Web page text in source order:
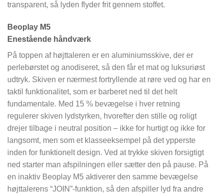
transparent, så lyden flyder frit gennem stoffet.
Beoplay M5
Enestående håndværk
På toppen af højttaleren er en aluminiumsskive, der er
perlebørstet og anodiseret, så den får et mat og luksuriøst
udtryk. Skiven er nærmest fortryllende at røre ved og har en
taktil funktionalitet, som er barberet ned til det helt
fundamentale. Med 15 % bevægelse i hver retning
regulerer skiven lydstyrken, hvorefter den stille og roligt
drejer tilbage i neutral position – ikke for hurtigt og ikke for
langsomt, men som et klasseeksempel på det ypperste
inden for funktionelt design. Ved at trykke skiven forsigtigt
ned starter man afspilningen eller sætter den på pause. På
en inaktiv Beoplay M5 aktiverer den samme bevægelse
højttalerens “JOIN”-funktion, så den afspiller lyd fra andre